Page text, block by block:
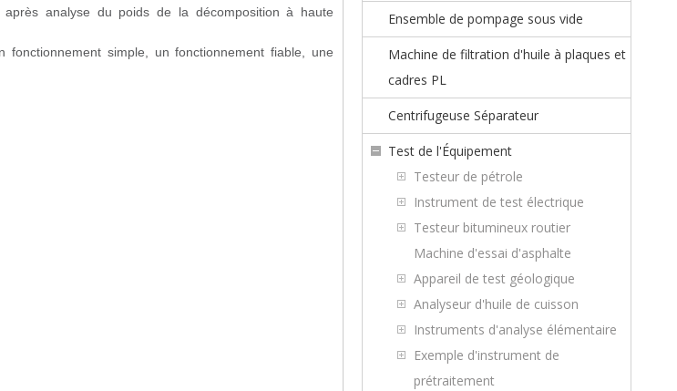
analyse du poids de la décomposition à haute
simple, un fonctionnement fiable, une
Ensemble de pompage sous vide
Machine de filtration d'huile à plaques et
cadres PL
Centrifugeuse Séparateur
Test de l'Équipement
Testeur de pétrole
Instrument de test électrique
Testeur bitumineux routier
Machine d'essai d'asphalte
Appareil de test géologique
Analyseur d'huile de cuisson
Instruments d'analyse élémentaire
Exemple d'instrument de
prétraitement